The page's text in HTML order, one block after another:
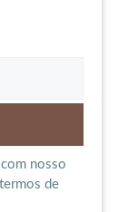
nosso
de